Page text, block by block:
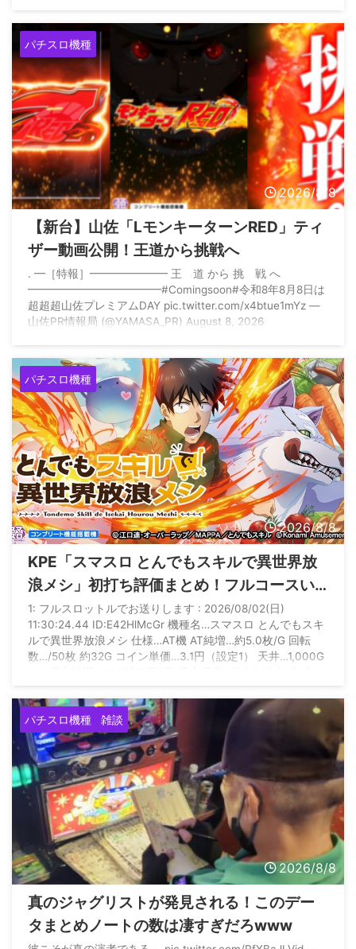
パチスロ機種
2026/8/8
【新台】山佐「LモンキーターンRED」ティ
ザー動画公開！王道から挑戦へ
. ━［特報］━━━━━━━ 王 道 から 挑 戦 へ
━━━━━━━━━━━━#Comingsoon#令和8年8月8日は
超超超山佐プレミアムDAY pic.twitter.com/x4btue1mYz —
山佐PR情報局 (@YAMASA_PR) August 8, 2026
パチスロ機種
2026/8/8
KPE「スマスロ とんでもスキルで異世界放
浪メシ」初打ち評価まとめ！フルコースい
ってもショボい、リセット後はゲロ甘との
情報も
1: フルスロットルでお送りします : 2026/08/02(日)
11:30:24.44 ID:E42HlMcGr 機種名…スマスロ とんでもスキ
ルで異世界放浪メシ 仕様…AT機 AT純増…約5.0枚/G 回転
数…/50枚 約32G コイン単価…3.1円（設定1） 天井…1,000G
https://www.konami.com/amusement/psm/slot/tondemosk
ill/00_top.html
パチスロ機種 雑談
2026/8/8
真のジャグリストが発見される！このデー
タまとめノートの数は凄すぎだろwww